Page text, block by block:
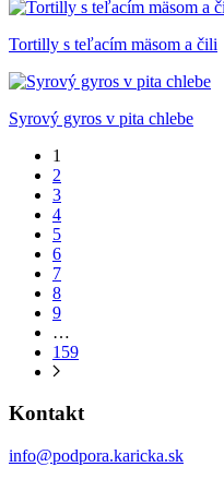
Tortilly s teľacím mäsom a čili
Syrový gyros v pita chlebe
1
2
3
4
5
6
7
8
9
…
159
Kontakt
info@podpora.karicka.sk